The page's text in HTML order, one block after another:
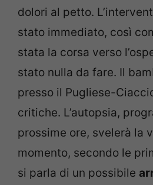
dolori al petto.
stato immediato, così
stata la corsa verso
stato nulla da fare. Il
presso il Pugliese-
critiche. L’autopsia,
prossime ore, svelerà la
momento, secondo le
si parla di un possibile